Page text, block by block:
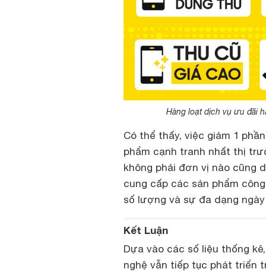
Hàng loạt dịch vụ ưu đãi
Có thể thấy, việc giảm 1
phẩm cạnh tranh nhất thị
không phải đơn vị nào cũng
cung cấp các sản phẩm
số lượng và sự đa dạng
Kết Luận
Dựa vào các số liệu thống
nghệ vẫn tiếp tục phát triển